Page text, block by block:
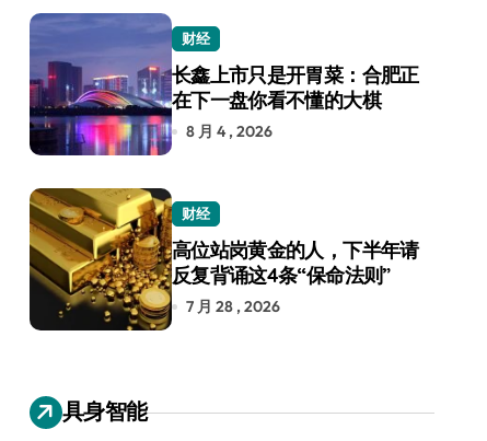
财经
长鑫上市只是开胃菜：合肥正
在下一盘你看不懂的大棋
8 月 4 , 2026
财经
高位站岗黄金的人，下半年请
反复背诵这4条“保命法则”
7 月 28 , 2026
具身智能